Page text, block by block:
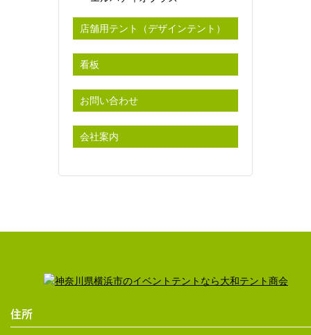
店舗用テント（デザインテント）
看板
お問い合わせ
会社案内
住所